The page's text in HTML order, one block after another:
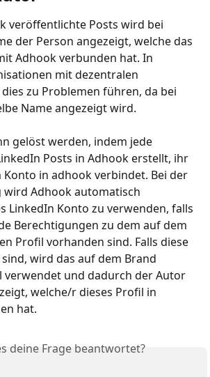
veröffentlichte Posts wird bei
der Person angezeigt, welche das
Adhook verbunden hat. In
mit dezentralen
zu Problemen führen, da bei
Name angezeigt wird.
gelöst werden, indem jede
Posts in Adhook erstellt, ihr
Konto in adhook verbindet. Bei der
Adhook automatisch
LinkedIn Konto zu verwenden, falls
Berechtigungen zu dem auf dem
Profil vorhanden sind. Falls diese
wird das auf dem Brand
und dadurch der Autor
welche/r dieses Profil in
hat.
deine Frage beantwortet?